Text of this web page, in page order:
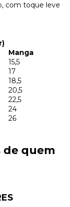
com toque leve
Manga
15,5
17
18,5
20,5
22,5
24
26
de quem